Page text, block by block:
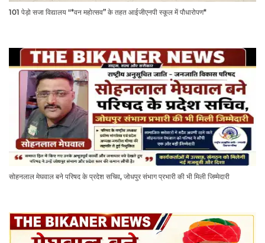
101 पेड़ो सजा विद्यालय "*वन महोत्सव” के तहत आईजीएनपी स्कूल में पौधारोपण*
सोहनलाल मेघवाल बने परिषद के प्रदेश सचिव, जोधपुर संभाग प्रभारी की भी मिली जिम्मेदारी